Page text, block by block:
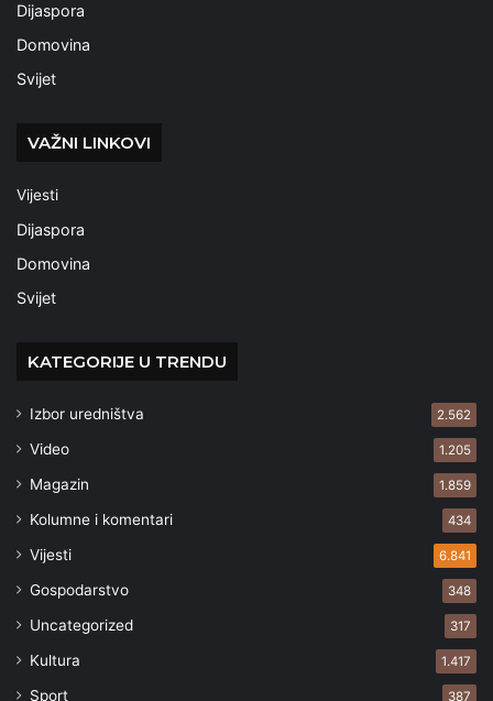
Dijaspora
Domovina
Svijet
VAŽNI LINKOVI
Vijesti
Dijaspora
Domovina
Svijet
KATEGORIJE U TRENDU
Izbor uredništva 2.562
Video 1.205
Magazin 1.859
Kolumne i komentari 434
Vijesti 6.841
Gospodarstvo 348
Uncategorized 317
Kultura 1.417
Sport 387